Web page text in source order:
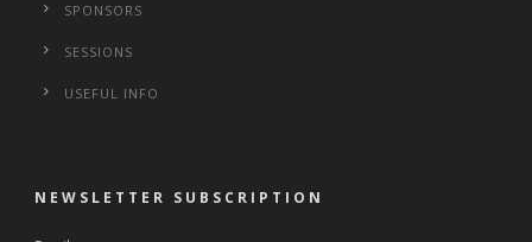
SPONSORS
SESSIONS
USEFUL INFO
NEWSLETTER SUBSCRIPTION